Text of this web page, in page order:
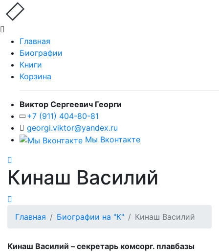
Главная
Биографии
Книги
Корзина
Виктор Сергеевич Георги
+7 (911) 404-80-81
georgi.viktor@yandex.ru
Мы Вконтакте
Кинаш Василий
Главная Биографии на "К" Кинаш Василий
Кинаш Василий – секретарь комсорг. плавбазы